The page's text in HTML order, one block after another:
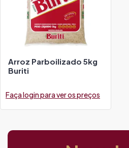
Arroz Parboilizado 5kg
Buriti
Faça login para ver os preços